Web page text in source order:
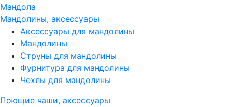
Мандола
Мандолины, аксессуары
Аксессуары для мандолины
Мандолины
Струны для мандолины
Фурнитура для мандолины
Чехлы для мандолины
Поющие чаши, аксессуары